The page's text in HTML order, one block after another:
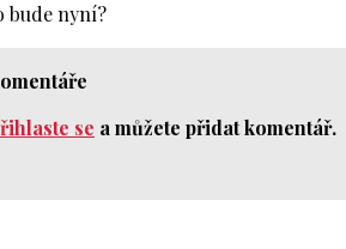
bude nyní?
se a můžete přidat komentář.